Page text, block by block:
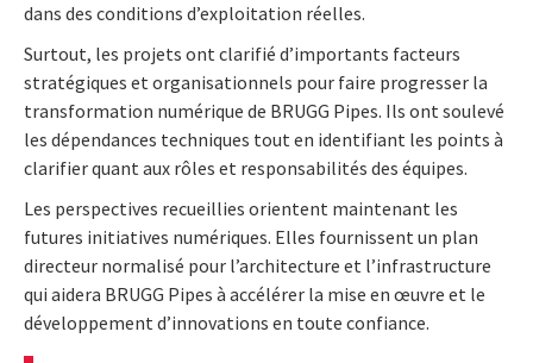
dans des conditions d’exploitation réelles.
Surtout, les projets ont clarifié d’importants facteurs
stratégiques et organisationnels pour faire progresser la
transformation numérique de BRUGG Pipes. Ils ont soulevé
les dépendances techniques tout en identifiant les points à
clarifier quant aux rôles et responsabilités des équipes.
Les perspectives recueillies orientent maintenant les
futures initiatives numériques. Elles fournissent un plan
directeur normalisé pour l’architecture et l’infrastructure
qui aidera BRUGG Pipes à accélérer la mise en œuvre et le
développement d’innovations en toute confiance.